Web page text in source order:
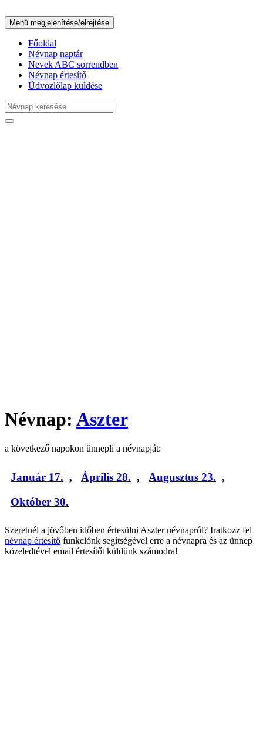
Menü megjelenítése/elrejtése
Főoldal
Névnap naptár
Nevek ABC sorrendben
Névnap értesítő
Üdvözlőlap küldése
Névnap: Aszter
a következő napokon ünnepli a névnapját:
Január 17. , Április 28. , Augusztus 23. ,
Október 30.
Szeretnél a jövőben időben értesülni Aszter névnapról? Iratkozz fel
névnap értesítő funkciónk segítségével erre a névnapra és az ünnep
közeledtével email értesítőt küldünk számodra!